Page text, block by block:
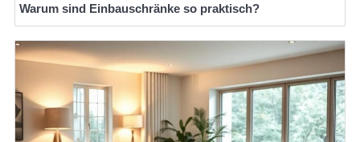
Warum sind Einbauschränke so praktisch?